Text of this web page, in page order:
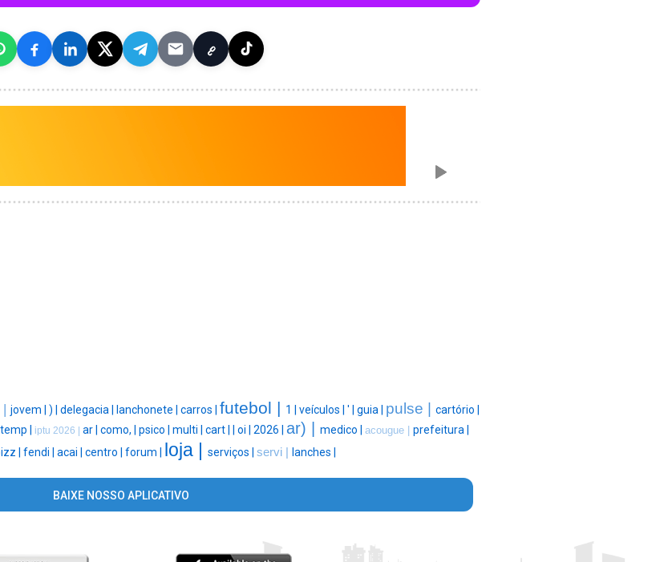
jovem | ) | delegacia | lanchonete | carros | futebol | 1 | veículos | ' | guia | pulse |
cartório |
| iptu 2026 | ar | como, | psico | multi | cart | oi | 2026 | ar) | medico | acougue | prefeitura |
| fendi | acai | centro | forum | loja | serviços | servi | lanches |
BAIXE NOSSO APLICATIVO